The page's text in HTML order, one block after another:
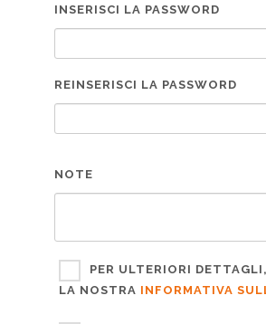
INSERISCI LA PASSWORD
REINSERISCI LA PASSWORD
NOTE
PER ULTERIORI
LA NOSTRA INFORMATIVA